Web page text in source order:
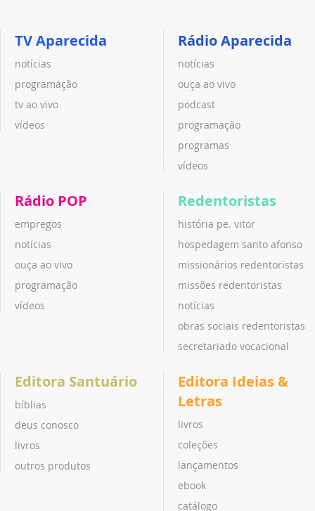
TV Aparecida
notícias
programação
tv ao vivo
vídeos
Rádio Aparecida
notícias
ouça ao vivo
podcast
programação
programas
vídeos
Rádio POP
empregos
notícias
ouça ao vivo
programação
vídeos
Redentoristas
história pe. vitor
hospedagem santo afonso
missionários redentoristas
missões redentoristas
notícias
obras sociais redentoristas
secretariado vocacional
Editora Santuário
bíblias
deus conosco
livros
outros produtos
Editora Ideias &
Letras
livros
coleções
lançamentos
ebook
catálogo